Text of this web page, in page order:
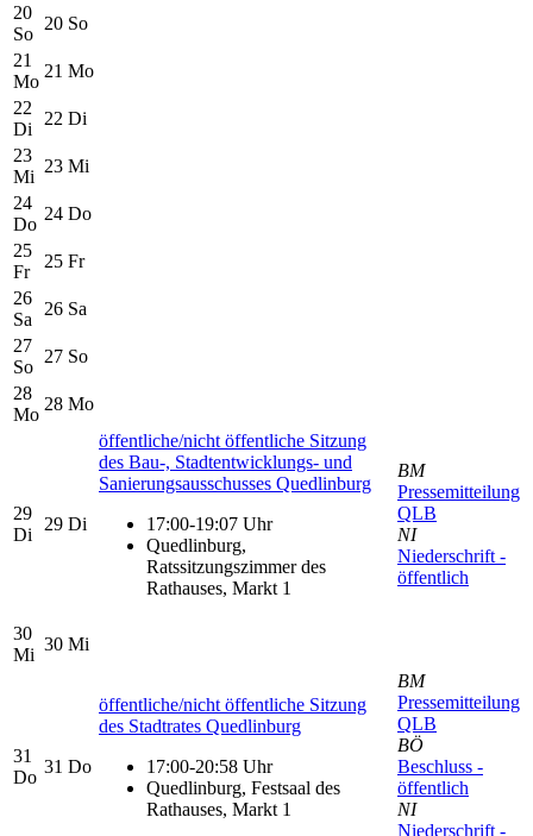
20
So
20 So
21
Mo
21 Mo
22
Di
22 Di
23
Mi
23 Mi
24
Do
24 Do
25
Fr
25 Fr
26
Sa
26 Sa
27
So
27 So
28
Mo
28 Mo
29
Di
29 Di
öffentliche/nicht öffentliche Sitzung
des Bau-, Stadtentwicklungs- und
Sanierungsausschusses Quedlinburg
17:00-19:07 Uhr
Quedlinburg,
Ratssitzungszimmer des
Rathauses, Markt 1
BM
Pressemitteilung
QLB
NI
Niederschrift -
öffentlich
30
Mi
30 Mi
31
Do
31 Do
öffentliche/nicht öffentliche Sitzung
des Stadtrates Quedlinburg
17:00-20:58 Uhr
Quedlinburg, Festsaal des
Rathauses, Markt 1
BM
Pressemitteilung
QLB
BÖ
Beschluss -
öffentlich
NI
Niederschrift -